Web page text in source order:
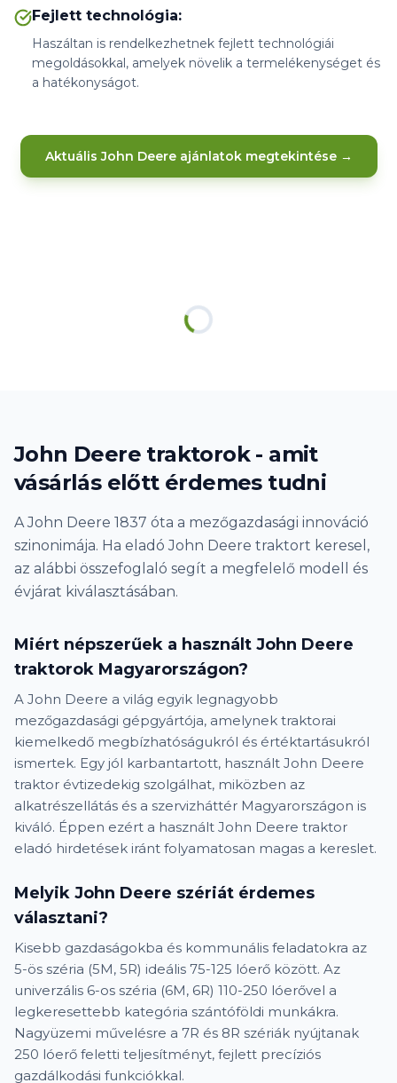
Fejlett technológia:
Haszáltan is rendelkezhetnek fejlett technológiái
megoldásokkal, amelyek növelik a termelékenységet és
a hatékonyságot.
Aktuális John Deere ajánlatok megtekintése →
John Deere traktorok - amit
vásárlás előtt érdemes tudni
A John Deere 1837 óta a mezőgazdasági innováció
szinonimája. Ha eladó John Deere traktort keresel,
az alábbi összefoglaló segít a megfelelő modell és
évjárat kiválasztásában.
Miért népszerűek a használt John Deere
traktorok Magyarországon?
A John Deere a világ egyik legnagyobb
mezőgazdasági gépgyártója, amelynek traktorai
kiemelkedő megbízhatóságukról és értéktartásukról
ismertek. Egy jól karbantartott, használt John Deere
traktor évtizedekig szolgálhat, miközben az
alkatrészellátás és a szervizháttér Magyarországon is
kiváló. Éppen ezért a használt John Deere traktor
eladó hirdetések iránt folyamatosan magas a kereslet.
Melyik John Deere szériát érdemes
választani?
Kisebb gazdaságokba és kommunális feladatokra az
5-ös széria (5M, 5R) ideális 75-125 lóerő között. Az
univerzális 6-os széria (6M, 6R) 110-250 lóerővel a
legkeresettebb kategória szántóföldi munkákra.
Nagyüzemi művelésre a 7R és 8R szériák nyújtanak
250 lóerő feletti teljesítményt, fejlett precíziós
gazdálkodási funkciókkal.